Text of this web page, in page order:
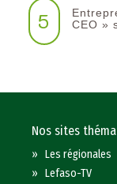
5
CEO »
Nos sites
»Les régionales
»Lefaso-TV